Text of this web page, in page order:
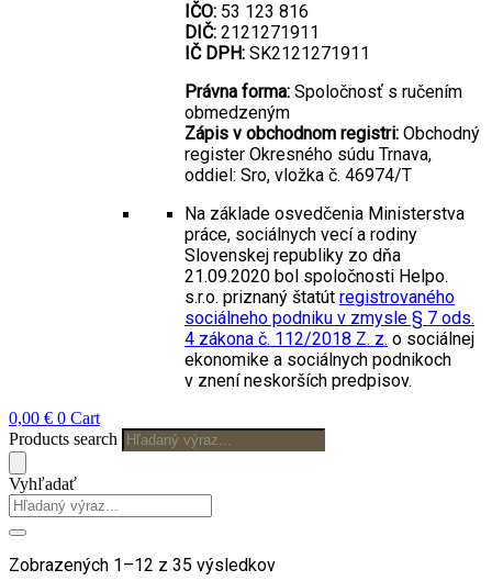
IČO: 53 123 816
DIČ: 2121271911
IČ DPH: SK2121271911
Právna forma: Spoločnosť s ručením
obmedzeným
Zápis v obchodnom registri: Obchodný
register Okresného súdu Trnava,
oddiel: Sro, vložka č. 46974/T
Na základe osvedčenia Ministerstva
práce, sociálnych vecí a rodiny
Slovenskej republiky zo dňa
21.09.2020 bol spoločnosti Helpo.
s.r.o. priznaný štatút registrovaného
sociálneho podniku v zmysle § 7 ods.
4 zákona č. 112/2018 Z. z. o sociálnej
ekonomike a sociálnych podnikoch
v znení neskorších predpisov.
0,00 € 0 Cart
Products search
Vyhľadať
Zobrazených 1–12 z 35 výsledkov